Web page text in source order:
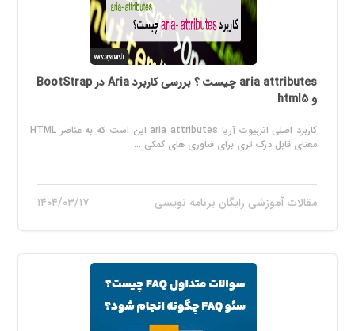
aria attributes چیست ؟ بررسی کاربرد Aria در BootStrap
و html5
کاربرد اصلی اتربیوت آریا aria attributes این است که به عناصر HTML
معنای قابل درک تری برای فناوری های کمکی ...
مقالات آموزشی رایگان برنامه نویسی ۱۴۰۴/۰۳/۱۷